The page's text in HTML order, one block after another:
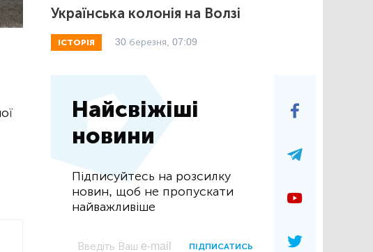
Українська колонія на Волзі
ІСТОРІЯ 30 березня, 07:09
Найсвіжіші
новини
Підписуйтесь на розсилку
новин, щоб не пропускати
найважливіше
ПІДПИСАТИСЬ